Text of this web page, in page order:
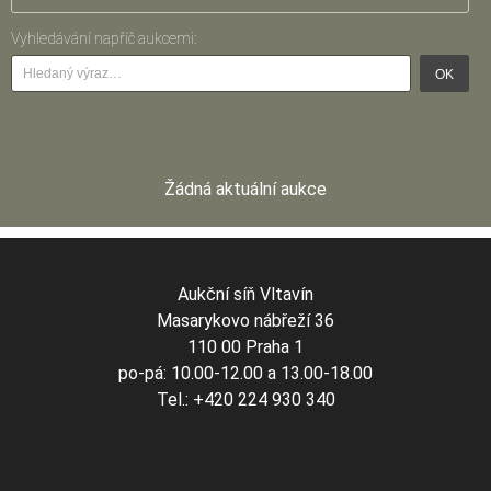
Vyhledávání napříč aukcemi:
OK
Žádná aktuální aukce
Aukční síň Vltavín
Masarykovo nábřeží 36
110 00 Praha 1
po-pá: 10.00-12.00 a 13.00-18.00
Tel.: +420 224 930 340